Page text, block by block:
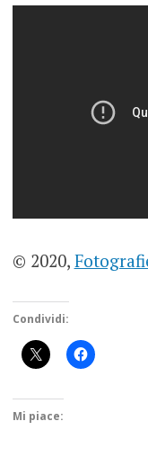
© 2020,
Condividi:
Mi piace: